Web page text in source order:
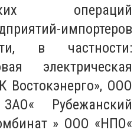
операций
импортеров
в частности:
электрическая
Востокэнерго», ООО
Рубежанский
» ООО «НПО«